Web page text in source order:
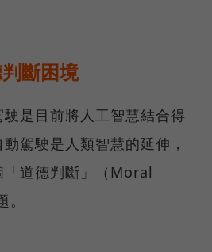
斷困境
是目前將人工智慧結合得
駕駛是人類智慧的延伸，
「道德判斷」（Moral